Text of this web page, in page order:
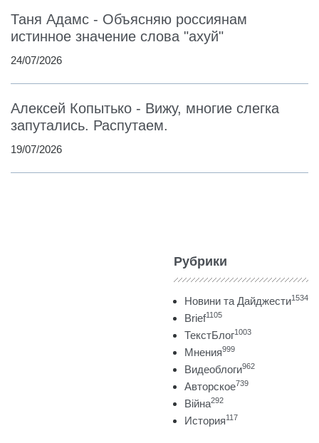
Таня Адамс - Объясняю россиянам
истинное значение слова "ахуй"
24/07/2026
Алексей Копытько - Вижу, многие слегка
запутались. Распутаем.
19/07/2026
Рубрики
Новини та Дайджести1534
Brief1105
ТекстБлог1003
Мнения999
Видеоблоги962
Авторское739
Війна292
История117